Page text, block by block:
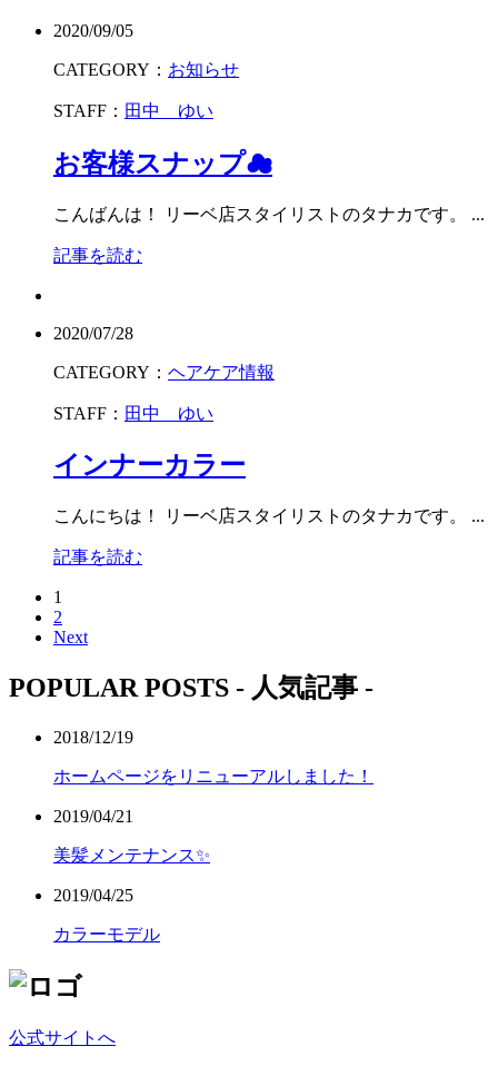
2020/09/05
CATEGORY： お知らせ
STAFF： 田中 ゆい
お客様スナップ☁︎
こんばんは！ リーベ店スタイリストのタナカです。 ...
記事を読む
2020/07/28
CATEGORY： ヘアケア情報
STAFF： 田中 ゆい
インナーカラー
こんにちは！ リーベ店スタイリストのタナカです。 ...
記事を読む
1
2
Next
POPULAR POSTS - 人気記事 -
2018/12/19
ホームページをリニューアルしました！
2019/04/21
美髪メンテナンス✨
2019/04/25
カラーモデル
公式サイトへ